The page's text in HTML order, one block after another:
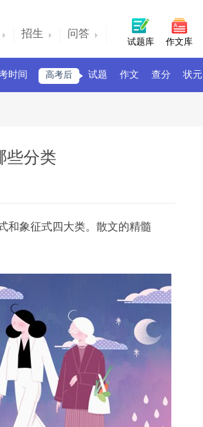
招生 问答
试题库 作文库
时间 高考后 试题 作文 查分 状元
些分类
和象征式四大类。散文的精髓